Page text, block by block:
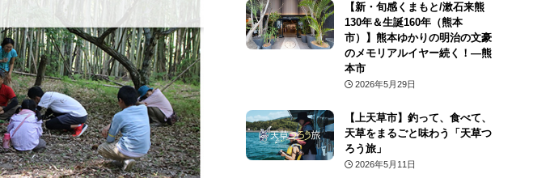
【新・旬感くまもと/漱石来熊
130年＆生誕160年（熊本
市）】熊本ゆかりの明治の文豪
のメモリアルイヤー続く！―熊
本市
2026年5月29日
【上天草市】釣って、食べて、
天草をまるごと味わう「天草つ
ろう旅」
2026年5月11日